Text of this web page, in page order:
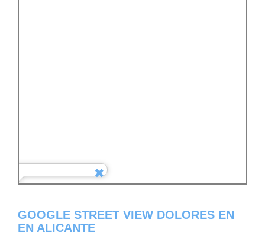
GOOGLE STREET VIEW DOLORES EN
EN ALICANTE